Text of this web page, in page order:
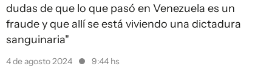
dudas de que lo que pasó en Venezuela es un
fraude y que allí se está viviendo una dictadura
sanguinaria"
4 de agosto 2024 9:44 hs